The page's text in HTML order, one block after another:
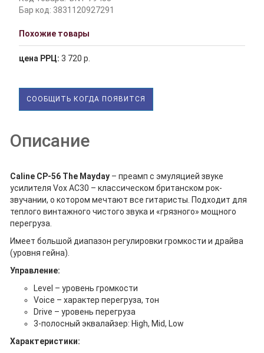
Бар код: 3831120927291
Похожие товары
цена РРЦ: 3 720 р.
СООБЩИТЬ КОГДА ПОЯВИТСЯ
Описание
Caline CP-56 The Mayday – преамп с эмуляцией звуке
усилителя Vox AC30 – классическом британском рок-
звучании, о котором мечтают все гитаристы. Подходит для
теплого винтажного чистого звука и «грязного» мощного
перегруза.
Имеет большой диапазон регулировки громкости и драйва
(уровня гейна).
Управление:
Level – уровень громкости
Voice – характер перегруза, тон
Drive – уровень перегруза
3-полосный эквалайзер: High, Mid, Low
Характеристики: